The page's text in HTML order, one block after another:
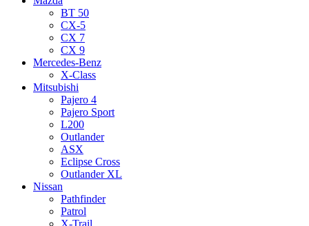
BT 50
CX-5
CX 7
CX 9
Mercedes-Benz
X-Class
Mitsubishi
Pajero 4
Pajero Sport
L200
Outlander
ASX
Eclipse Cross
Outlander XL
Nissan
Pathfinder
Patrol
X-Trail